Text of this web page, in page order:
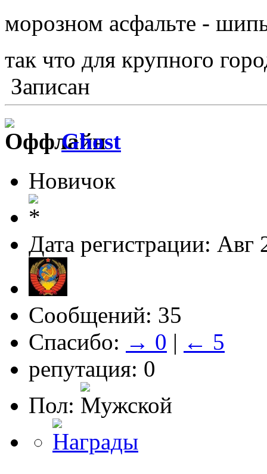
морозном асфальте -
так что для крупного
Записан
Ghost
Новичок
Дата регистрации: Авг
Сообщений: 35
Спасибо: → 0 | ← 5
репутация: 0
Пол: